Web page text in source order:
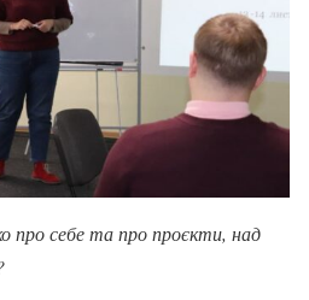
про себе та про проєкти, над